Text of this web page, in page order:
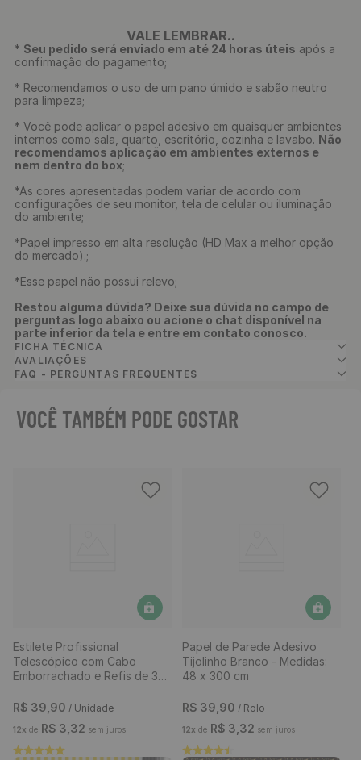
VALE LEMBRAR..
* Seu pedido será enviado em até 24 horas úteis após a
confirmação do pagamento;
* Recomendamos o uso de um pano úmido e sabão neutro
para limpeza;
* Você pode aplicar o papel adesivo em quaisquer ambientes
internos como sala, quarto, escritório, cozinha e lavabo. Não
recomendamos aplicação em ambientes externos e
nem dentro do box;
*As cores apresentadas podem variar de acordo com
configurações de seu monitor, tela de celular ou iluminação
do ambiente;
*Papel impresso em alta resolução (HD Max a melhor opção
do mercado).;
*Esse papel não possui relevo;
Restou alguma dúvida? Deixe sua dúvida no campo de
perguntas logo abaixo ou acione o chat disponível na
parte inferior da tela e entre em contato conosco.
FICHA TÉCNICA
AVALIAÇÕES
FAQ - PERGUNTAS FREQUENTES
VOCÊ TAMBÉM PODE GOSTAR
Estilete Profissional
Telescópico com Cabo
Emborrachado e Refis de 3
R$ 39 90 / Unidade
12x de R$ 3 32 sem juros
Papel de Parede Adesivo
Tijolinho Branco - Medidas:
48 x 300 cm
R$ 39 90 / Rolo
12x de R$ 3 32 sem juros